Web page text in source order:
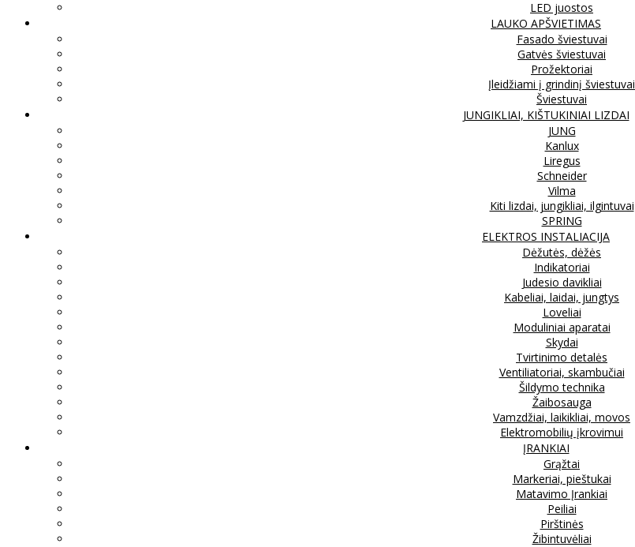
LED juostos
LAUKO APŠVIETIMAS
Fasado šviestuvai
Gatvės šviestuvai
Prožektoriai
Įleidžiami į grindinį šviestuvai
Šviestuvai
JUNGIKLIAI, KIŠTUKINIAI LIZDAI
JUNG
Kanlux
Liregus
Schneider
Vilma
Kiti lizdai, jungikliai, ilgintuvai
SPRING
ELEKTROS INSTALIACIJA
Dėžutės, dėžės
Indikatoriai
Judesio davikliai
Kabeliai, laidai, jungtys
Loveliai
Moduliniai aparatai
Skydai
Tvirtinimo detalės
Ventiliatoriai, skambučiai
Šildymo technika
Žaibosauga
Vamzdžiai, laikikliai, movos
Elektromobilių įkrovimui
ĮRANKIAI
Grąžtai
Markeriai, pieštukai
Matavimo Įrankiai
Peiliai
Pirštinės
Žibintuvėliai